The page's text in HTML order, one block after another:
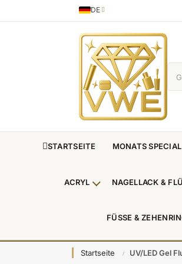
Sprache
DE
German
STARTSEITE MONATS SPECIAL
ACRYL Untermenü Acryl
NAGELLACK &
FÜSSE &
Startseite UV/LED Gel